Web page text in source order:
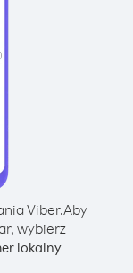
Viber.Aby
wybierz
lokalny